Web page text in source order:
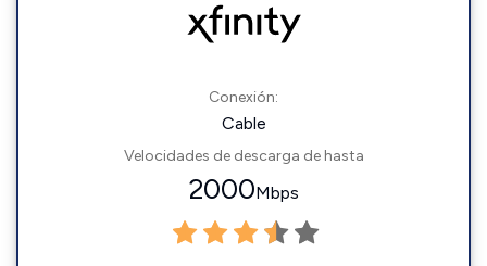
Conexión:
Cable
Velocidades de descarga de hasta
2000Mbps